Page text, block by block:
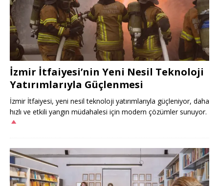
İzmir İtfaiyesi’nin Yeni Nesil Teknoloji
Yatırımlarıyla Güçlenmesi
İzmir İtfaiyesi, yeni nesil teknoloji yatırımlarıyla güçleniyor, daha
hızlı ve etkili yangın müdahalesi için modern çözümler sunuyor.